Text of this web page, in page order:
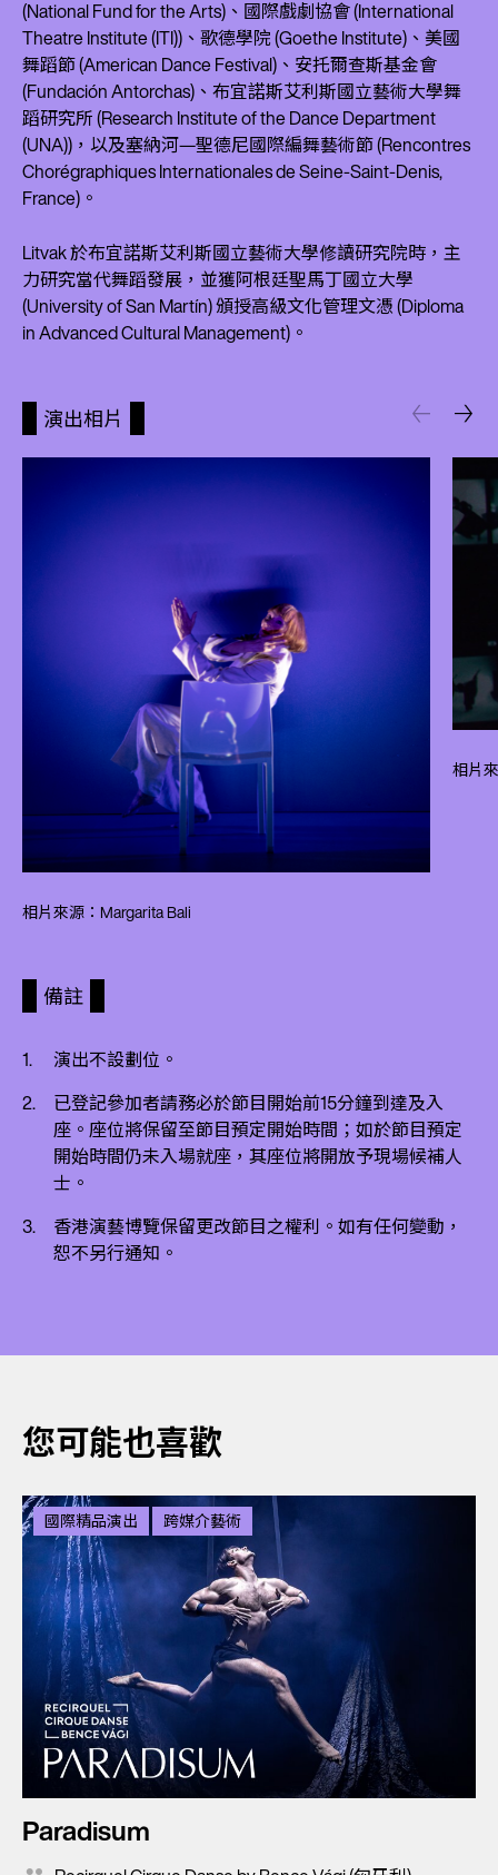
(National Fund for the Arts)、國際戲劇協會 (International
Theatre Institute (ITI))、歌德學院 (Goethe Institute)、美國
舞蹈節 (American Dance Festival)、安托爾查斯基金會
(Fundación Antorchas)、布宜諾斯艾利斯國立藝術大學舞
蹈研究所 (Research Institute of the Dance Department
(UNA))，以及塞納河—聖德尼國際編舞藝術節 (Rencontres
Chorégraphiques Internationales de Seine-Saint-Denis,
France)。
Litvak 於布宜諾斯艾利斯國立藝術大學修讀研究院時，主
力研究當代舞蹈發展，並獲阿根廷聖馬丁國立大學
(University of San Martín) 頒授高級文化管理文憑 (Diploma
in Advanced Cultural Management)。
演出相片
相片來源：Margarita Bali
相片
備註
演出不設劃位。
已登記參加者請務必於節目開始前15分鐘到達及入
座。座位將保留至節目預定開始時間；如於節目預定
開始時間仍未入場就座，其座位將開放予現場候補人
士。
香港演藝博覽保留更改節目之權利。如有任何變動，
恕不另行通知。
您可能也喜歡
國際精品演出 跨媒介藝術
Paradisum